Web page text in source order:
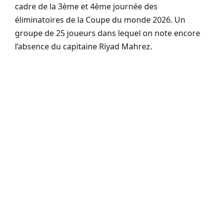
cadre de la 3ème et 4ème journée des
éliminatoires de la Coupe du monde 2026. Un
groupe de 25 joueurs dans lequel on note encore
l’absence du capitaine Riyad Mahrez.